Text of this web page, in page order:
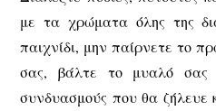
με τα χρώματα όλης της
παιχνίδι, μην παίρνετε το
σας, βάλτε το μυαλό σας
συνδυασμούς που θα ζήλευε